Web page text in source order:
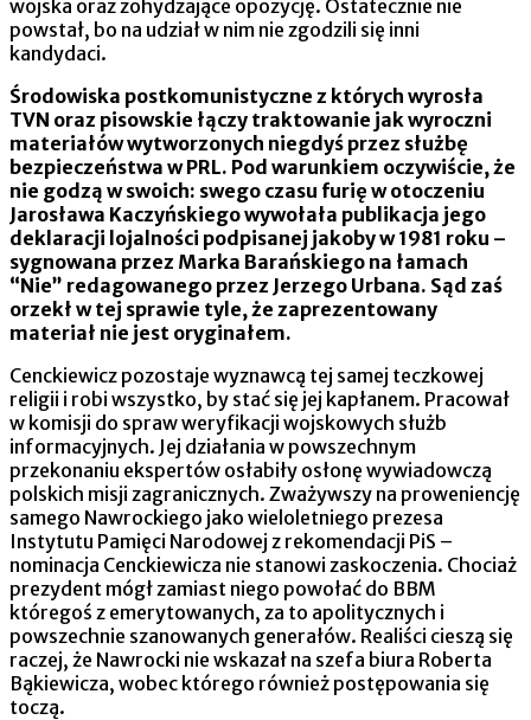
wojska oraz zohydzające opozycję. Ostatecznie nie
powstał, bo na udział w nim nie zgodzili się inni
kandydaci.
Środowiska postkomunistyczne z których wyrosła
TVN oraz pisowskie łączy traktowanie jak wyroczni
materiałów wytworzonych niegdyś przez służbę
bezpieczeństwa w PRL. Pod warunkiem oczywiście, że
nie godzą w swoich: swego czasu furię w otoczeniu
Jarosława Kaczyńskiego wywołała publikacja jego
deklaracji lojalności podpisanej jakoby w 1981 roku –
sygnowana przez Marka Barańskiego na łamach
“Nie” redagowanego przez Jerzego Urbana. Sąd zaś
orzekł w tej sprawie tyle, że zaprezentowany
materiał nie jest oryginałem.
Cenckiewicz pozostaje wyznawcą tej samej teczkowej
religii i robi wszystko, by stać się jej kapłanem. Pracował
w komisji do spraw weryfikacji wojskowych służb
informacyjnych. Jej działania w powszechnym
przekonaniu ekspertów osłabiły osłonę wywiadowczą
polskich misji zagranicznych. Zważywszy na proweniencję
samego Nawrockiego jako wieloletniego prezesa
Instytutu Pamięci Narodowej z rekomendacji PiS –
nominacja Cenckiewicza nie stanowi zaskoczenia. Chociaż
prezydent mógł zamiast niego powołać do BBM
któregoś z emerytowanych, za to apolitycznych i
powszechnie szanowanych generałów. Realiści cieszą się
raczej, że Nawrocki nie wskazał na szefa biura Roberta
Bąkiewicza, wobec którego również postępowania się
toczą.